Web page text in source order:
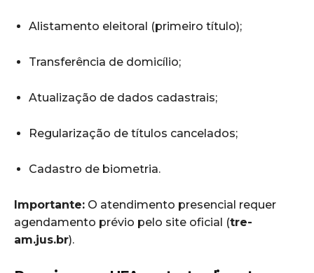
Alistamento eleitoral (primeiro título);
Transferência de domicílio;
Atualização de dados cadastrais;
Regularização de títulos cancelados;
Cadastro de biometria.
Importante: O atendimento presencial requer
agendamento prévio pelo site oficial (tre-
am.jus.br).